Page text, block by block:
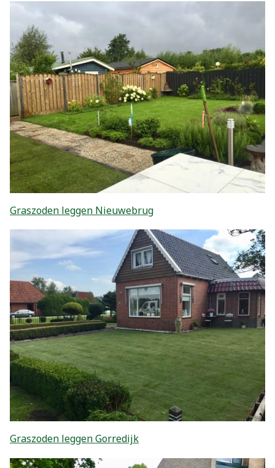
Graszoden leggen Nieuwebrug
Graszoden leggen Gorredijk